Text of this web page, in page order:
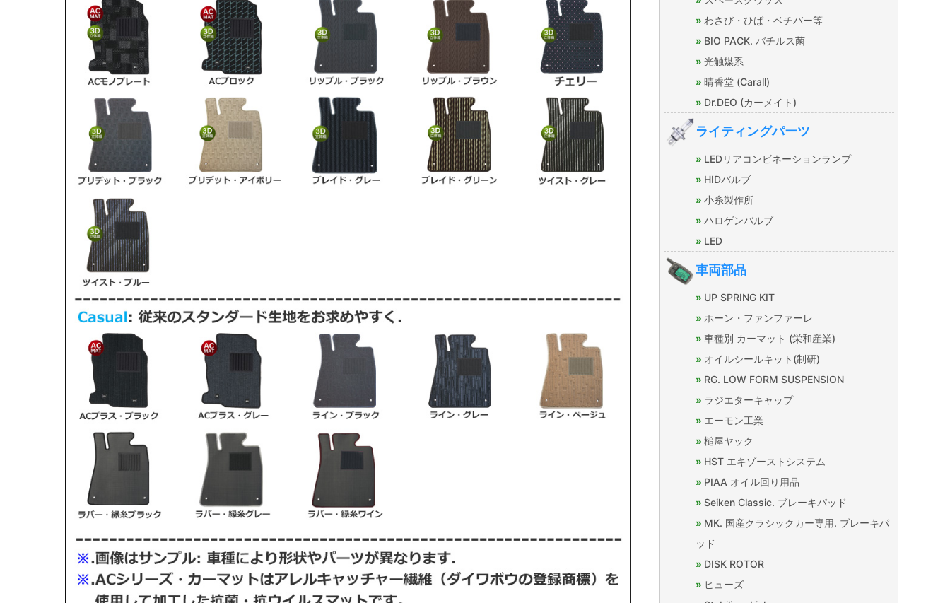
わさび・ひば・ベチバー等
BIO PACK. バチルス菌
光触媒系
晴香堂 (Carall)
Dr.DEO (カーメイト)
ライティングパーツ
LEDリアコンビネーションランプ
HIDバルブ
小糸製作所
ハロゲンバルブ
LED
車両部品
UP SPRING KIT
ホーン・ファンファーレ
車種別 カーマット (栄和産業)
オイルシールキット(制研)
RG. LOW FORM SUSPENSION
ラジエターキャップ
エーモン工業
槌屋ヤック
HST エキゾーストシステム
PIAA オイル回り用品
Seiken Classic. ブレーキパッド
MK. 国産クラシックカー専用. ブレーキパ
ッド
DISK ROTOR
ヒューズ